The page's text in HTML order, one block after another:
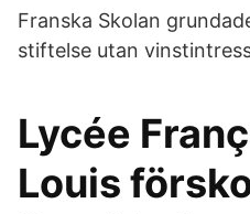
Franska Skolan
stiftelse utan
Lycée
Louis